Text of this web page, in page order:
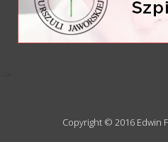
Copyright © 2016 Edwin